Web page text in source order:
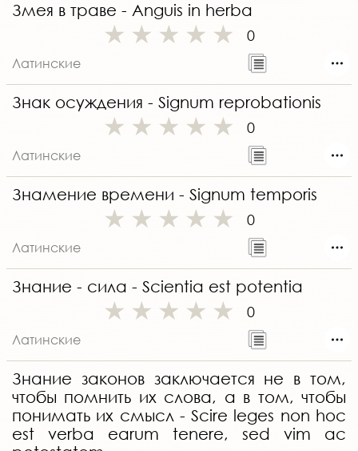
Змея в траве - Anguis in herba
0
Латинские
Знак осуждения - Signum reprobationis
0
Латинские
Знамение времени - Signum temporis
0
Латинские
Знание - сила - Scientia est potentia
0
Латинские
Знание законов заключается не в том,
чтобы помнить их слова, а в том, чтобы
понимать их смысл - Scire leges non hoc
est verba earum tenere, sed vim ac